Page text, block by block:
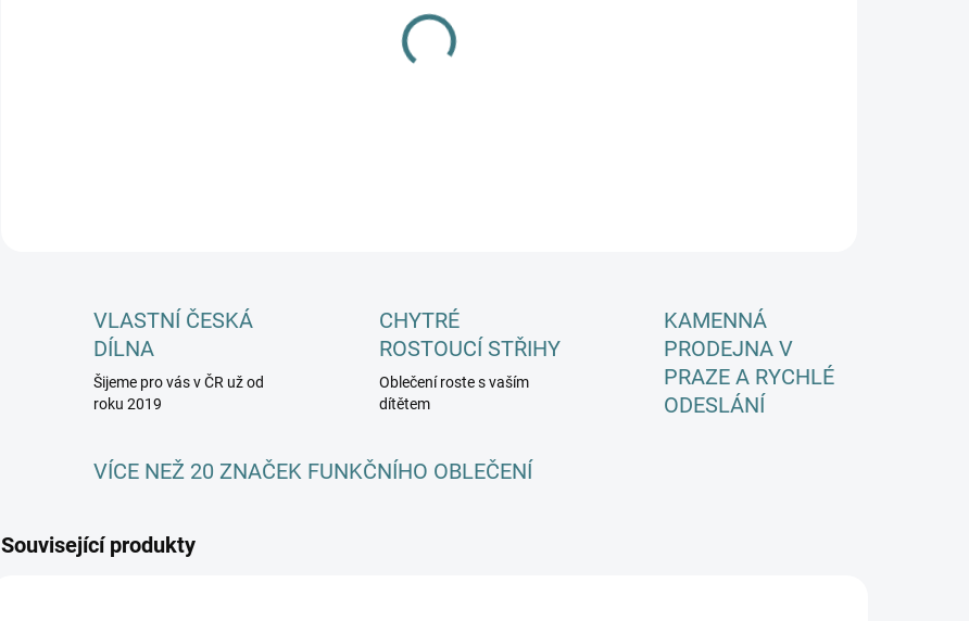
MŮŽEME DORUČIT DO:
VLASTNÍ ČESKÁ
DÍLNA
Šijeme pro vás v ČR už od
roku 2019
CHYTRÉ
ROSTOUCÍ STŘIHY
Oblečení roste s vaším
dítětem
KAMENNÁ
PRODEJNA V
PRAZE A RYCHLÉ
ODESLÁNÍ
VÍCE NEŽ 20 ZNAČEK FUNKČNÍHO OBLEČENÍ
Související produkty